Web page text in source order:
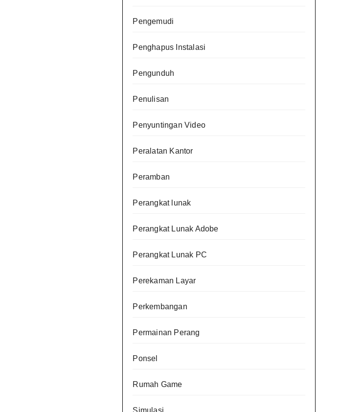
Pengemudi
Penghapus Instalasi
Pengunduh
Penulisan
Penyuntingan Video
Peralatan Kantor
Peramban
Perangkat lunak
Perangkat Lunak Adobe
Perangkat Lunak PC
Perekaman Layar
Perkembangan
Permainan Perang
Ponsel
Rumah Game
Simulasi